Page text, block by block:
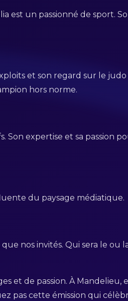
est un passionné de sport.
et son regard sur le judo
hors norme.
Son expertise et sa passion
du paysage médiatique.
nos invités. Qui sera le ou
et de passion. À
pas cette émission qui